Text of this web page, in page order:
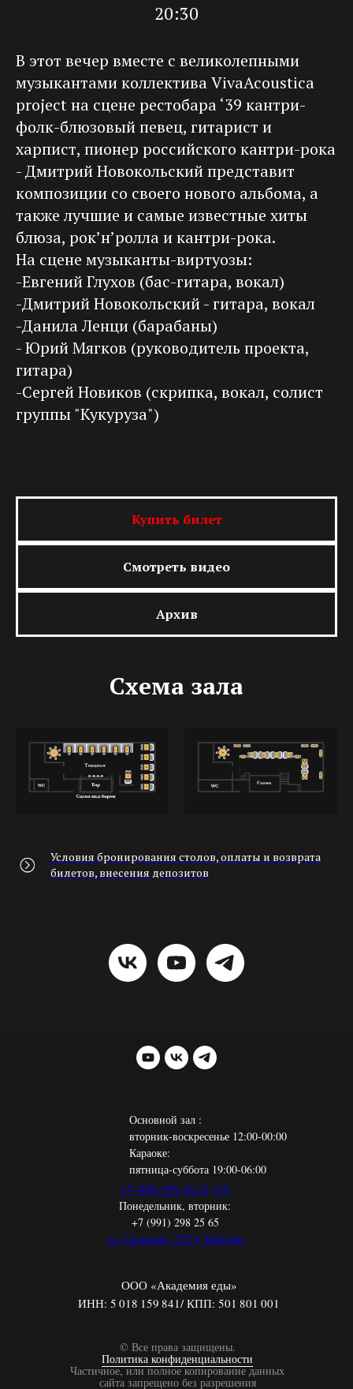
20:30
В этот вечер вместе с великолепными
музыкантами коллектива VivaAcoustica
project на сцене рестобара ‘39 кантри-
фолк-блюзовый певец, гитарист и
харпист, пионер российского кантри-рока
- Дмитрий Новокольский представит
композиции со своего нового альбома, а
также лучшие и самые известные хиты
блюза, рок’н’ролла и кантри-рока.
На сцене музыканты-виртуозы:
-Евгений Глухов (бас-гитара, вокал)
-Дмитрий Новокольский - гитара, вокал
-Данила Ленци (барабаны)
- Юрий Мягков (руководитель проекта,
гитара)
-Сергей Новиков (скрипка, вокал, солист
группы "Кукуруза")
Купить билет
Смотреть видео
Архив
Схема зала
Условия бронирования столов, оплаты и возврата
билетов, внесения депозитов
+7 (498) 950-36-32 (33)
Понедельник, вторник:
+7 (991) 298 25 65
ул. Гагарина, 12/14, Королёв
Основной зал :
вторник-воскресенье 12:00-00:00
Караоке:
пятница-суббота 19:00-06:00
ООО «Академия еды»
ИНН: 5 018 159 841/ КПП: 501 801 001
© Все права защищены.
Политика конфиденциальности
Частичное, или полное копирование данных
сайта запрещено без разрешения